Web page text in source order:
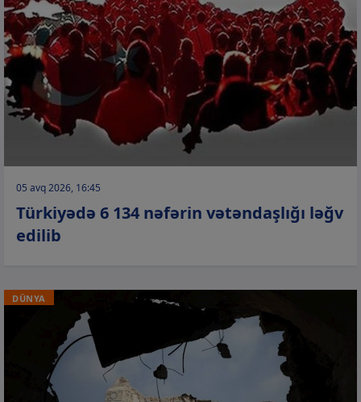
05 avq 2026, 16:45
Türkiyədə 6 134 nəfərin vətəndaşlığı ləğv
edilib
DÜNYA